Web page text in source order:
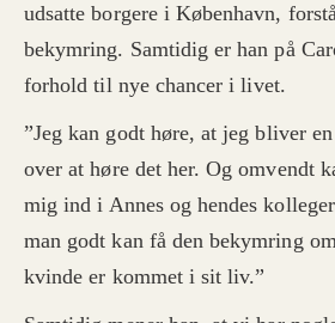
udsatte borgere i København,
bekymring. Samtidig er han på
forhold til nye chancer i livet.
”Jeg kan godt høre, at jeg bliver
over at høre det her. Og omvendt
mig ind i Annes og hendes
man godt kan få den bekymring
kvinde er kommet i sit liv.”